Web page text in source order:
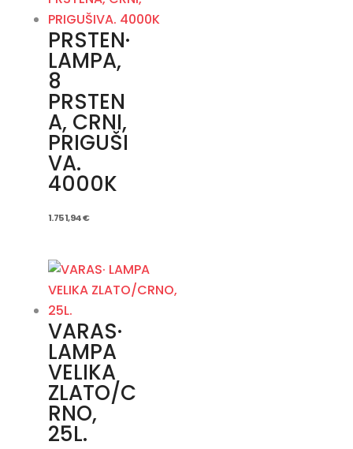
PRSTEN·
LAMPA,
8
PRSTEN
A, CRNI,
PRIGUŠI
VA.
4000K
1.751,94€
VARAS·
LAMPA
VELIKA
ZLATO/C
RNO,
25L.